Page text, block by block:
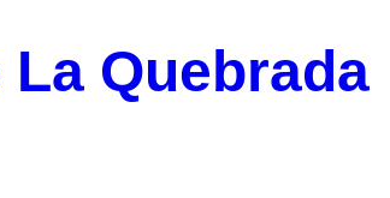
Quebrada